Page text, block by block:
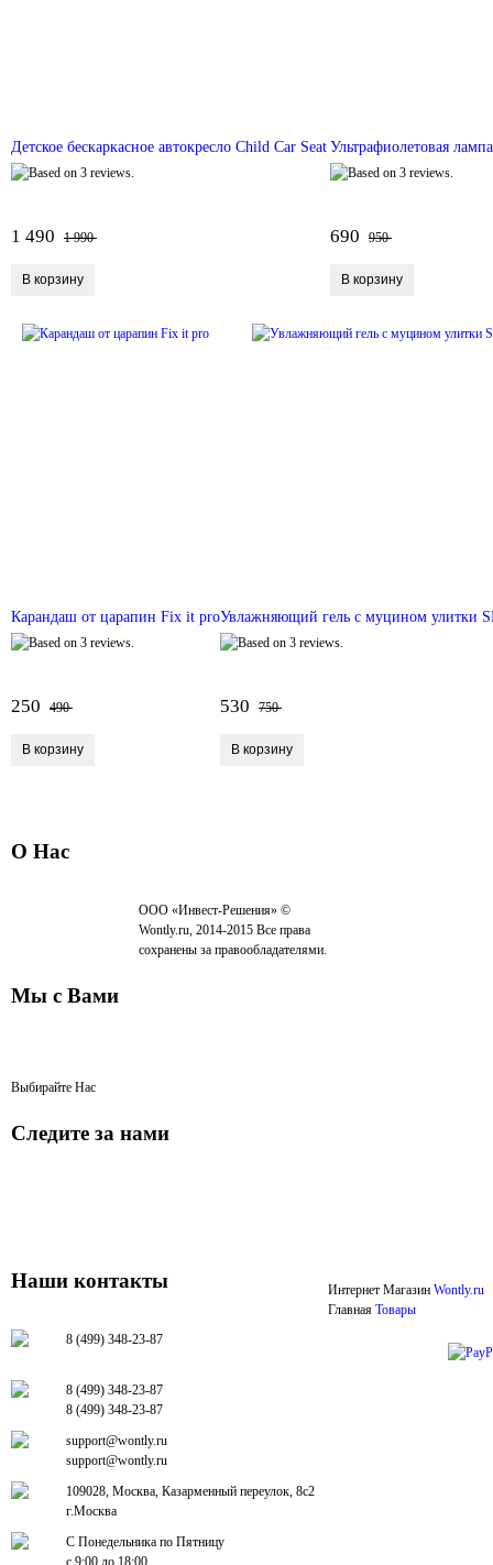
Детское бескаркасное автокресло Child Car Seat
1 490 1 990
Ультрафиолетовая
690 950
Увлажняющий гель с муцином улитки
530 750
Карандаш от царапин Fix it pro
250 490
О Нас
ООО «Инвест-Решения» ©
Wontly.ru, 2014-2015 Все права
сохранены за правообладателями.
Мы с Вами
Выбирайте Нас
Следите за нами
Наши контакты
8 (499) 348-23-87
8 (499) 348-23-87
8 (499) 348-23-87
support@wontly.ru
support@wontly.ru
109028, Москва, Казарменный переулок, 8с2
г.Москва
С Понедельника по Пятницу
с 9:00 до 18:00
Интернет Магазин Wontly.ru
Главная Товары